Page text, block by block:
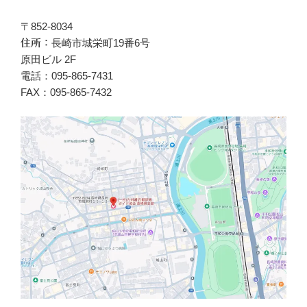
〒852-8034
住所： 長崎市城栄町19番6号
原田ビル 2F
電話：095-865-7431
FAX：095-865-7432